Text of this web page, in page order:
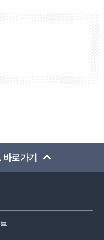
로가기